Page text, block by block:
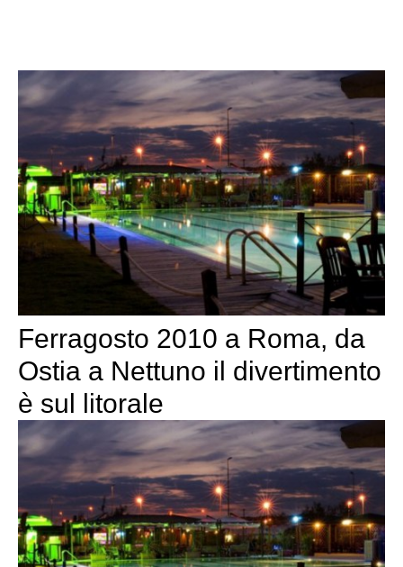
Ferragosto 2010 a Roma, da
Ostia a Nettuno il divertimento
è sul litorale